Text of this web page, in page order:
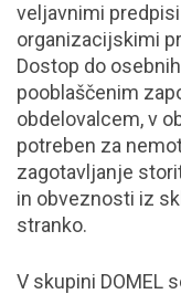
veljavnimi
organizacijskimi
Dostop do
pooblaščenim
obdelovalcem, v
potreben za
zagotavljanje
in obveznosti iz
stranko.
V skupini DOMEL